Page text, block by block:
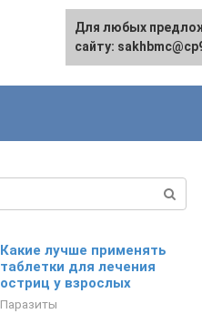
English
Какие лучше применять
таблетки для лечения
остриц у взрослых
Паразиты
Для любых
сайту: